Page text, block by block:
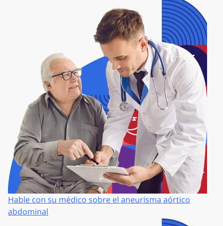
Hable con su médico sobre el aneurisma aórtico
abdominal